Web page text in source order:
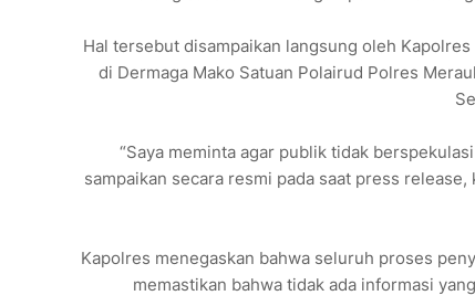
Hal tersebut disampaikan langsung oleh
di Dermaga Mako Satuan Polairud Polres
“Saya meminta agar publik tidak
sampaikan secara resmi pada saat press
Kapolres menegaskan bahwa seluruh proses
memastikan bahwa tidak ada informasi